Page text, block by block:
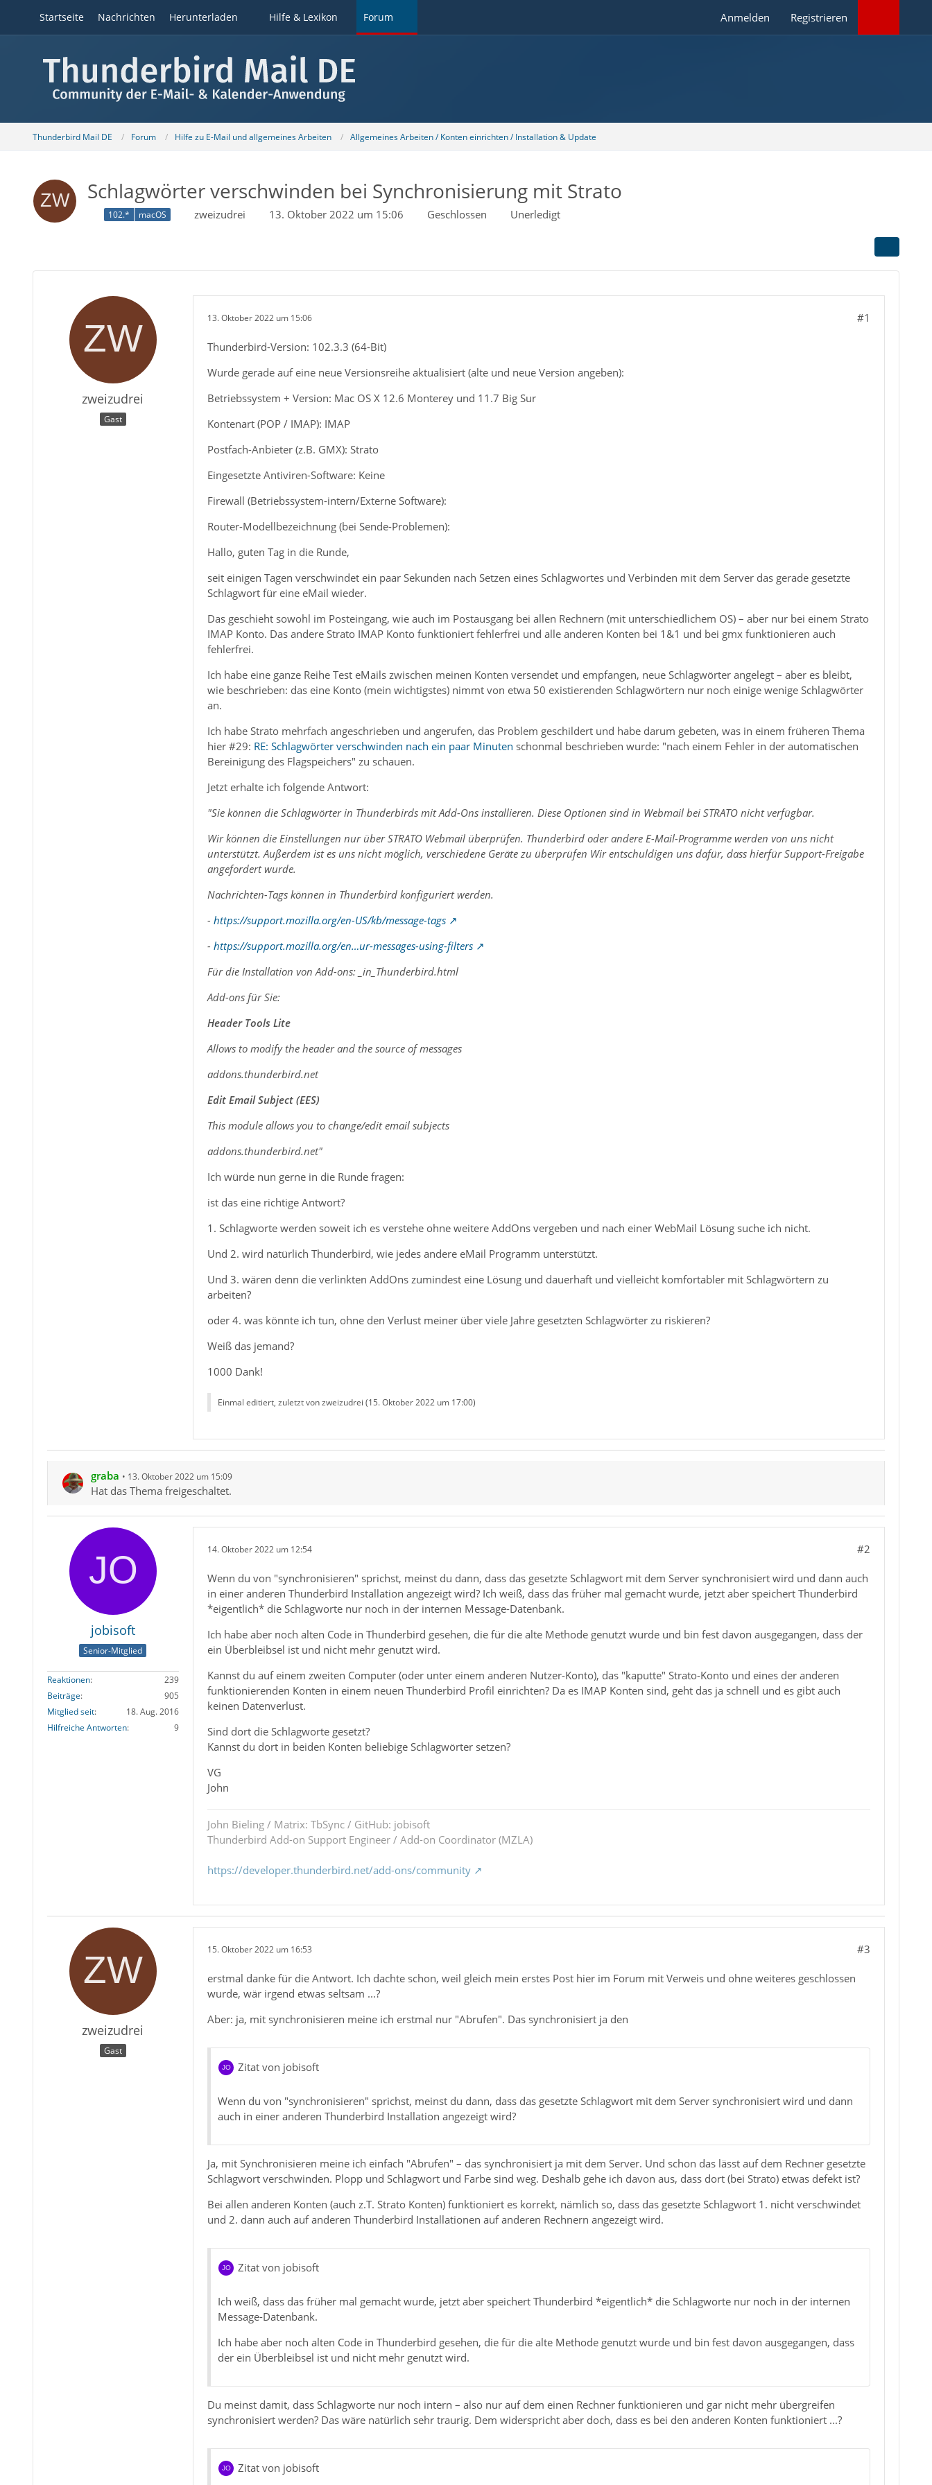
Startseite Nachrichten Herunterladen Hilfe & Lexikon Forum Anmelden Registrieren
Thunderbird Mail DE Forum Hilfe zu E-Mail und allgemeines Arbeiten Allgemeines Arbeiten / Konten einrichten / Installation & Update
Schlagwörter verschwinden bei Synchronisierung mit Strato
102.* macOS zweizudrei 13. Oktober 2022 um 15:06 Geschlossen Unerledigt
zweizudrei
Gast
13. Oktober 2022 um 15:06 #1
Thunderbird-Version: 102.3.3 (64-Bit)
Wurde gerade auf eine neue Versionsreihe aktualisiert (alte und neue Version angeben):
Betriebssystem + Version: Mac OS X 12.6 Monterey und 11.7 Big Sur
Kontenart (POP / IMAP): IMAP
Postfach-Anbieter (z.B. GMX): Strato
Eingesetzte Antiviren-Software: Keine
Firewall (Betriebssystem-intern/Externe Software):
Router-Modellbezeichnung (bei Sende-Problemen):
Hallo, guten Tag in die Runde,
seit einigen Tagen verschwindet ein paar Sekunden nach Setzen eines Schlagwortes und Verbinden mit dem Server das gerade gesetzte
Schlagwort für eine eMail wieder.
Das geschieht sowohl im Posteingang, wie auch im Postausgang bei allen Rechnern (mit unterschiedlichem OS) – aber nur bei einem Strato
IMAP Konto. Das andere Strato IMAP Konto funktioniert fehlerfrei und alle anderen Konten bei 1&1 und bei gmx funktionieren auch
fehlerfrei.
Ich habe eine ganze Reihe Test eMails zwischen meinen Konten versendet und empfangen, neue Schlagwörter angelegt – aber es bleibt,
wie beschrieben: das eine Konto (mein wichtigstes) nimmt von etwa 50 existierenden Schlagwörtern nur noch einige wenige Schlagwörter
an.
Ich habe Strato mehrfach angeschrieben und angerufen, das Problem geschildert und habe darum gebeten, was in einem früheren Thema
hier #29: RE: Schlagwörter verschwinden nach ein paar Minuten schonmal beschrieben wurde: "nach einem Fehler in der automatischen
Bereinigung des Flagspeichers" zu schauen.
Jetzt erhalte ich folgende Antwort:
"Sie können die Schlagwörter in Thunderbirds mit Add-Ons installieren. Diese Optionen sind in Webmail bei STRATO nicht verfügbar.
Wir können die Einstellungen nur über STRATO Webmail überprüfen. Thunderbird oder andere E-Mail-Programme werden von uns nicht
unterstützt. Außerdem ist es uns nicht möglich, verschiedene Geräte zu überprüfen Wir entschuldigen uns dafür, dass hierfür Support-Freigabe
angefordert wurde.
Nachrichten-Tags können in Thunderbird konfiguriert werden.
- https://support.mozilla.org/en-US/kb/message-tags
- https://support.mozilla.org/en…ur-messages-using-filters
Für die Installation von Add-ons: _in_Thunderbird.html
Add-ons für Sie:
Header Tools Lite
Allows to modify the header and the source of messages
addons.thunderbird.net
Edit Email Subject (EES)
This module allows you to change/edit email subjects
addons.thunderbird.net"
Ich würde nun gerne in die Runde fragen:
ist das eine richtige Antwort?
1. Schlagworte werden soweit ich es verstehe ohne weitere AddOns vergeben und nach einer WebMail Lösung suche ich nicht.
Und 2. wird natürlich Thunderbird, wie jedes andere eMail Programm unterstützt.
Und 3. wären denn die verlinkten AddOns zumindest eine Lösung und dauerhaft und vielleicht komfortabler mit Schlagwörtern zu
arbeiten?
oder 4. was könnte ich tun, ohne den Verlust meiner über viele Jahre gesetzten Schlagwörter zu riskieren?
Weiß das jemand?
1000 Dank!
Einmal editiert, zuletzt von zweizudrei (15. Oktober 2022 um 17:00)
graba 13. Oktober 2022 um 15:09
Hat das Thema freigeschaltet.
jobisoft
Senior-Mitglied
Reaktionen
239
Beiträge
905
Mitglied seit
18. Aug. 2016
Hilfreiche Antworten
9
14. Oktober 2022 um 12:54 #2
Wenn du von "synchronisieren" sprichst, meinst du dann, dass das gesetzte Schlagwort mit dem Server synchronisiert wird und dann auch
in einer anderen Thunderbird Installation angezeigt wird? Ich weiß, dass das früher mal gemacht wurde, jetzt aber speichert Thunderbird
*eigentlich* die Schlagworte nur noch in der internen Message-Datenbank.
Ich habe aber noch alten Code in Thunderbird gesehen, die für die alte Methode genutzt wurde und bin fest davon ausgegangen, dass der
ein Überbleibsel ist und nicht mehr genutzt wird.
Kannst du auf einem zweiten Computer (oder unter einem anderen Nutzer-Konto), das "kaputte" Strato-Konto und eines der anderen
funktionierenden Konten in einem neuen Thunderbird Profil einrichten? Da es IMAP Konten sind, geht das ja schnell und es gibt auch
keinen Datenverlust.
Sind dort die Schlagworte gesetzt?
Kannst du dort in beiden Konten beliebige Schlagwörter setzen?
VG
John
John Bieling / Matrix: TbSync / GitHub: jobisoft
Thunderbird Add-on Support Engineer / Add-on Coordinator (MZLA)
https://developer.thunderbird.net/add-ons/community
zweizudrei
Gast
15. Oktober 2022 um 16:53 #3
erstmal danke für die Antwort. Ich dachte schon, weil gleich mein erstes Post hier im Forum mit Verweis und ohne weiteres geschlossen
wurde, wär irgend etwas seltsam ...?
Aber: ja, mit synchronisieren meine ich erstmal nur "Abrufen". Das synchronisiert ja den
Zitat von jobisoft
Wenn du von "synchronisieren" sprichst, meinst du dann, dass das gesetzte Schlagwort mit dem Server synchronisiert wird und dann
auch in einer anderen Thunderbird Installation angezeigt wird?
Ja, mit Synchronisieren meine ich einfach "Abrufen" – das synchronisiert ja mit dem Server. Und schon das lässt auf dem Rechner gesetzte
Schlagwort verschwinden. Plopp und Schlagwort und Farbe sind weg. Deshalb gehe ich davon aus, dass dort (bei Strato) etwas defekt ist?
Bei allen anderen Konten (auch z.T. Strato Konten) funktioniert es korrekt, nämlich so, dass das gesetzte Schlagwort 1. nicht verschwindet
und 2. dann auch auf anderen Thunderbird Installationen auf anderen Rechnern angezeigt wird.
Zitat von jobisoft
Ich weiß, dass das früher mal gemacht wurde, jetzt aber speichert Thunderbird *eigentlich* die Schlagworte nur noch in der internen
Message-Datenbank.
Ich habe aber noch alten Code in Thunderbird gesehen, die für die alte Methode genutzt wurde und bin fest davon ausgegangen, dass
der ein Überbleibsel ist und nicht mehr genutzt wird.
Du meinst damit, dass Schlagworte nur noch intern – also nur auf dem einen Rechner funktionieren und gar nicht mehr übergreifen
synchronisiert werden? Das wäre natürlich sehr traurig. Dem widerspricht aber doch, dass es bei den anderen Konten funktioniert ...?
Zitat von jobisoft